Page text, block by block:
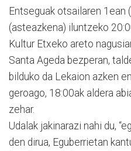
Entseguak otsailaren 1ean
(asteazkena) iluntzeko
Kultur Etxeko areto
Santa Ageda bezperan,
bilduko da Lekaion azken
geroago, 18:00ak aldera
zehar.
Udalak jakinarazi nahi du,
den dirua, Eguberrietan